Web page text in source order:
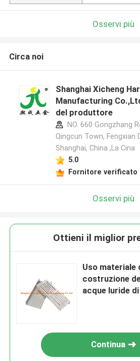
Osservi più
Circa noi
Shanghai Xicheng
Manufacturing
del produttore
NO. 660 Gongzhang
Qingcun Town, Fengxian
Shanghai, China ,La Cina
5.0
Fornitore verificato
Osservi più
Ottieni il miglior
Uso materiale
costruzione
acque luride
Continua